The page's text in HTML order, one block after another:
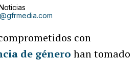
con
de género han tomado